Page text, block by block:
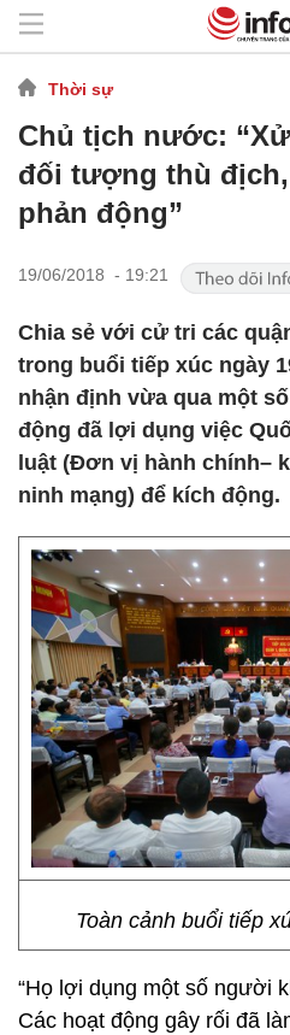
Thời sự
Chủ tịch nước:
đối tượng thù
phản động”
19/06/2018 - 19:21
Chia sẻ với cử tri các
trong buổi tiếp xúc ngày
nhận định vừa qua một
động đã lợi dụng việc
luật (Đơn vị hành chính–
ninh mạng) để kích động.
Toàn cảnh buổi tiếp
“Họ lợi dụng một số người
Các hoạt động gây rối đã